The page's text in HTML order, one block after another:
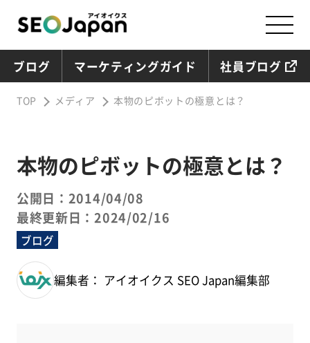
ブログ マーケティングガイド 社員ブログ
TOP メディア 本物のピボットの極意とは？
本物のピボットの極意とは？
公開日：2014/04/08
最終更新日：2024/02/16
ブログ
編集者： アイオイクス SEO Japan編集部